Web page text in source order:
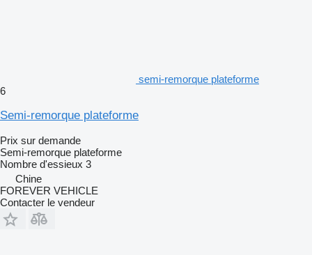
semi-remorque plateforme
6
Semi-remorque plateforme
Prix sur demande
Semi-remorque plateforme
Nombre d'essieux 3
Chine
FOREVER VEHICLE
Contacter le vendeur